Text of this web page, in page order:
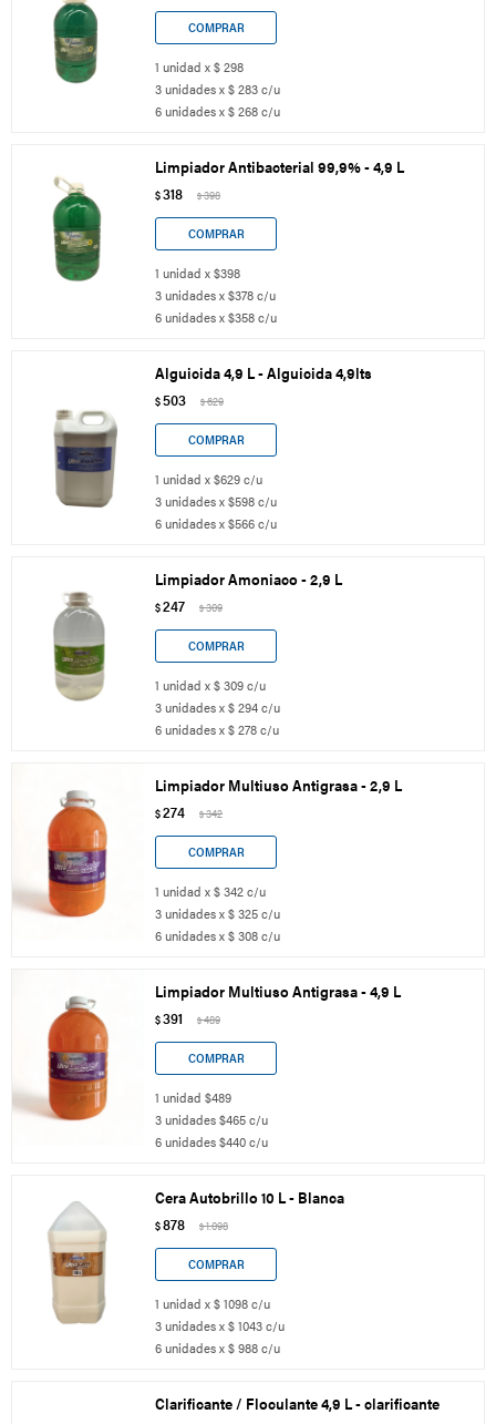
1 unidad x $ 298
3 unidades x $ 283 c/u
6 unidades x $ 268 c/u
Limpiador Antibacterial 99,9% - 4,9 L
$318 $398
1 unidad x $398
3 unidades x $378 c/u
6 unidades x $358 c/u
Alguicida 4,9 L - Alguicida 4,9lts
$503 $629
1 unidad x $629 c/u
3 unidades x $598 c/u
6 unidades x $566 c/u
Limpiador Amoniaco - 2,9 L
$247 $309
1 unidad x $ 309 c/u
3 unidades x $ 294 c/u
6 unidades x $ 278 c/u
Limpiador Multiuso Antigrasa - 2,9 L
$274 $342
1 unidad x $ 342 c/u
3 unidades x $ 325 c/u
6 unidades x $ 308 c/u
Limpiador Multiuso Antigrasa - 4,9 L
$391 $489
1 unidad $489
3 unidades $465 c/u
6 unidades $440 c/u
Cera Autobrillo 10 L - Blanca
$878 $1.098
1 unidad x $ 1098 c/u
3 unidades x $ 1043 c/u
6 unidades x $ 988 c/u
Clarificante / Floculante 4,9 L - clarificante